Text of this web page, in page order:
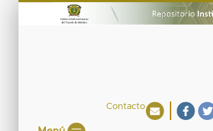
Contacto